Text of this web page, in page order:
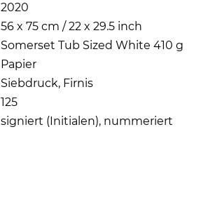
2020
56 x 75 cm / 22 x 29.5 inch
Somerset Tub Sized White 410 g
Papier
Siebdruck, Firnis
125
signiert (Initialen), nummeriert